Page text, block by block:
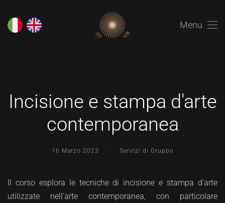
Menu
Incisione e stampa d'arte
contemporanea
16 Marzo 2023 Servizi di Gruppo
Il corso esplora le tecniche di incisione e stampa d'arte
utilizzate nell'arte contemporanea, con particolare